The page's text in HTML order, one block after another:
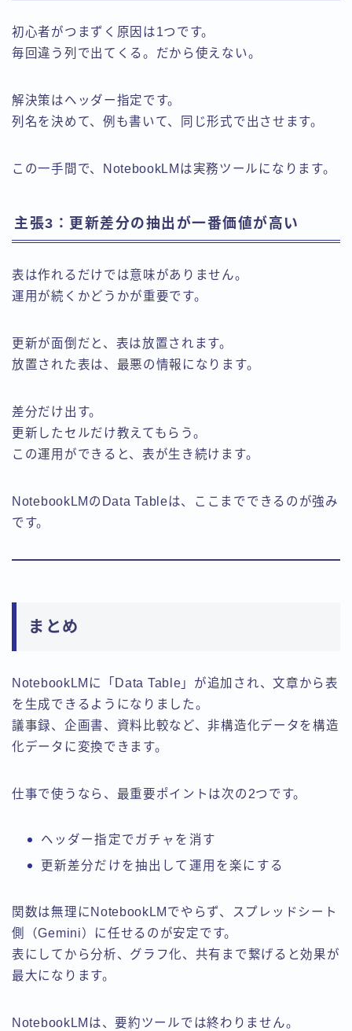
初心者がつまずく原因は1つです。
毎回違う列で出てくる。だから使えない。
解決策はヘッダー指定です。
列名を決めて、例も書いて、同じ形式で出させます。
この一手間で、NotebookLMは実務ツールになります。
主張3：更新差分の抽出が一番価値が高い
表は作れるだけでは意味がありません。
運用が続くかどうかが重要です。
更新が面倒だと、表は放置されます。
放置された表は、最悪の情報になります。
差分だけ出す。
更新したセルだけ教えてもらう。
この運用ができると、表が生き続けます。
NotebookLMのData Tableは、ここまでできるのが強み
です。
まとめ
NotebookLMに「Data Table」が追加され、文章から表
を生成できるようになりました。
議事録、企画書、資料比較など、非構造化データを構造
化データに変換できます。
仕事で使うなら、最重要ポイントは次の2つです。
ヘッダー指定でガチャを消す
更新差分だけを抽出して運用を楽にする
関数は無理にNotebookLMでやらず、スプレッドシート
側（Gemini）に任せるのが安定です。
表にしてから分析、グラフ化、共有まで繋げると効果が
最大になります。
NotebookLMは、要約ツールでは終わりません。